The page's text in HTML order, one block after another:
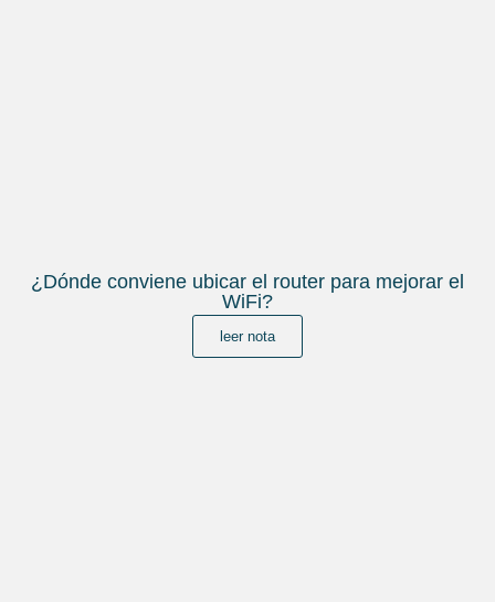
¿Dónde conviene ubicar el router para mejorar el
WiFi?
leer nota